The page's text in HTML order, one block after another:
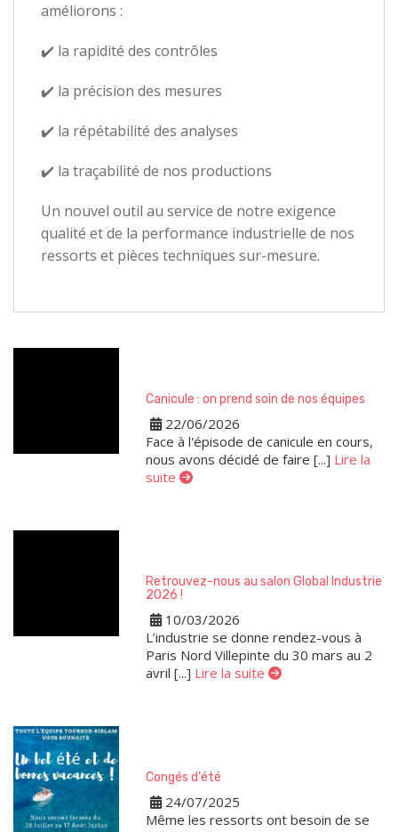
améliorons :
✔️ la rapidité des contrôles
✔️ la précision des mesures
✔️ la répétabilité des analyses
✔️ la traçabilité de nos productions
Un nouvel outil au service de notre exigence
qualité et de la performance industrielle de nos
ressorts et pièces techniques sur-mesure.
Canicule : on prend soin de nos équipes
22/06/2026
Face à l'épisode de canicule en cours,
nous avons décidé de faire [...] Lire la
suite
Retrouvez-nous au salon Global Industrie
2026 !
10/03/2026
L’industrie se donne rendez-vous à
Paris Nord Villepinte du 30 mars au 2
avril [...] Lire la suite
Congés d'été
24/07/2025
Même les ressorts ont besoin de se